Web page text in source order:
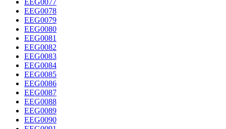
EEG0077
EEG0078
EEG0079
EEG0080
EEG0081
EEG0082
EEG0083
EEG0084
EEG0085
EEG0086
EEG0087
EEG0088
EEG0089
EEG0090